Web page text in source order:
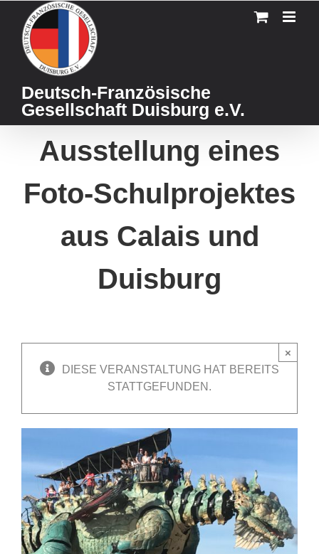
content
Deutsch-Französische
Gesellschaft Duisburg e.V.
Ausstellung eines
Foto-Schulprojektes
aus Calais und
Duisburg
DIESE VERANSTALTUNG HAT BEREITS
STATTGEFUNDEN.
×